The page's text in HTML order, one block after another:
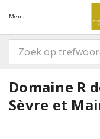
Menu
Domaine R
Sèvre et